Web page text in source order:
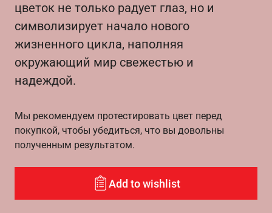
цветок не только радует глаз, но и
символизирует начало нового
жизненного цикла, наполняя
окружающий мир свежестью и
надеждой.
Мы рекомендуем протестировать цвет перед
покупкой, чтобы убедиться, что вы довольны
полученным результатом.
Add to wishlist